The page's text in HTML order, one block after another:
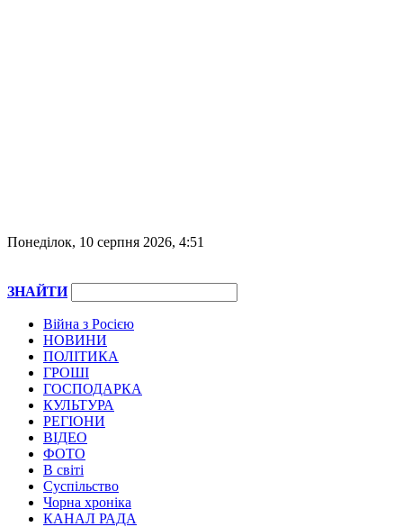
Понеділок, 10 серпня 2026, 4:51
ЗНАЙТИ
Війна з Росією
НОВИНИ
ПОЛІТИКА
ГРОШІ
ГОСПОДАРКА
КУЛЬТУРА
РЕГІОНИ
ВІДЕО
ФОТО
В світі
Суспільство
Чорна хроніка
КАНАЛ РАДА